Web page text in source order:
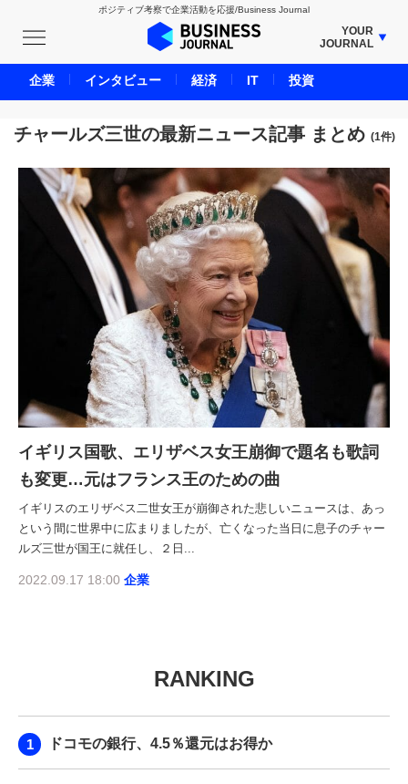
ポジティブ考察で企業活動を応援/Business Journal
YOUR
JOURNAL
BUSINESS JOURNAL
UNICORN JOURNAL
CARBON CREDITS JOURNAL
ENERGY MANAGEMENT JOURNAL
INBOUND JOURNAL
LIFE ENDING JOURNAL
AI JOURNAL
REAL ESTATE BROKERAGE JOURNAL
SMART MARKETING JOURNAL
BPaaS JOURNAL
ADOPTABLE DOG JOURNAL
チャールズ三世の最新ニュース記事 まとめ (1件)
イギリス国歌、エリザベス女王崩御で題名も歌詞
も変更…元はフランス王のための曲
イギリスのエリザベス二世女王が崩御された悲しいニュースは、あっ
という間に世界中に広まりましたが、亡くなった当日に息子のチャー
ルズ三世が国王に就任し、２日...
2022.09.17 18:00 企業
RANKING
ドコモの銀行、4.5％還元はお得か
企業 インタビュー 経済 IT 投資